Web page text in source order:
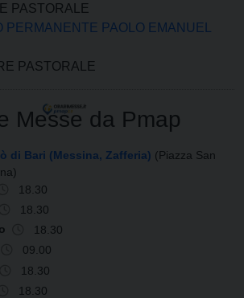
PASTORALE
PERMANENTE PAOLO EMANUEL
PASTORALE
Messe da Pmap
di Bari (Messina, Zafferia) (Piazza San
18.30
18.30
18.30
09.00
18.30
18.30